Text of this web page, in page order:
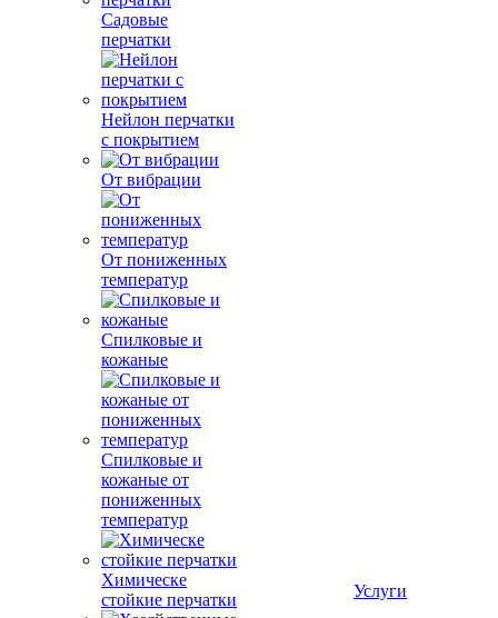
Садовые
перчатки
Нейлон перчатки
с покрытием
От вибрации
От пониженных
температур
Спилковые и
кожаные
Спилковые и
кожаные от
пониженных
температур
Химическе
стойкие перчатки
Услуги